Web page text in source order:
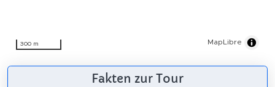
300 m MapLibre
Fakten zur Tour